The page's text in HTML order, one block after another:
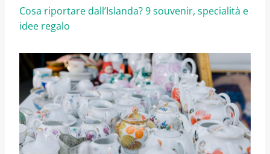
Cosa riportare dall’Islanda? 9 souvenir, specialità e
idee regalo